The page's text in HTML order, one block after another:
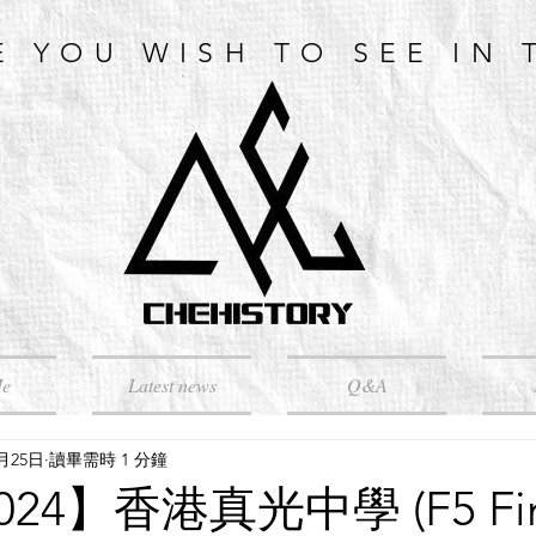
YOU WISH TO SEE IN
Latest news Q&A
】香港真光中學 (F5
25日 讀畢需時 1 分鐘